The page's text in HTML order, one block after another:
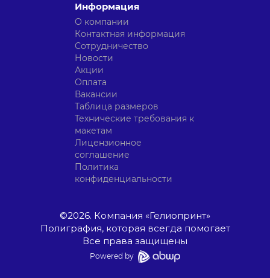
Информация
О компании
Контактная информация
Сотрудничество
Новости
Акции
Оплата
Вакансии
Таблица размеров
Технические требования к
макетам
Лицензионное
соглашение
Политика
конфиденциальности
©2026. Компания «Гелиопринт»
Полиграфия, которая всегда помогает
Все права защищены
Powered by